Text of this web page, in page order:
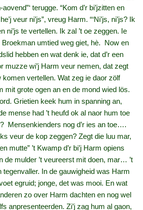
terugge. “Kom d’r bi’jzitten en
veur ni’js”, vreug Harm. “‘Ni’js, ni’js? Ik
ni’js te vertellen. Ik zal ’t oe zeggen. Ie
umtied weg giet, hè. Now en
hebben en wat denk ie, dat d’r een
muzze wi’j Harm veur nemen, dat zegt
vertellen. Wat zeg ie daor zölf
mit grote ogen an en de mond wied lös.
Grietien keek hum in spanning an,
mense had ’t heufd ok al naor hum toe
Mensenkienders nog d’r ies an toe….
veur de kop zeggen? Zegt die luu mar,
mutte” ’t Kwamp d’r bi’j Harm opiens
de mulder ’t veureerst mit doen, mar… ’t
In de gauwigheid was Harm
egruid; jonge, det was mooi. En wat
zo over Harm dachten en nog wel
anpresenteerden. Zi’j zag hum al gaon,